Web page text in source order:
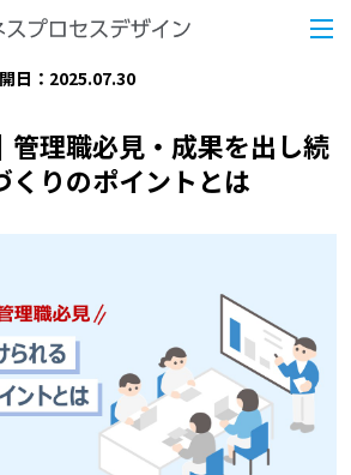
日：2025.07.30
管理職必見・成果を出し続
くりのポイントとは